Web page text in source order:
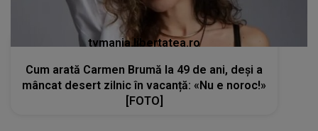
tvmania.libertatea.ro
Cum arată Carmen Brumă la 49 de ani, deși a
mâncat desert zilnic în vacanță: «Nu e noroc!»
[FOTO]